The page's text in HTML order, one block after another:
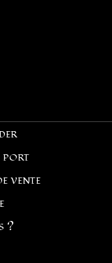
port
vente
?